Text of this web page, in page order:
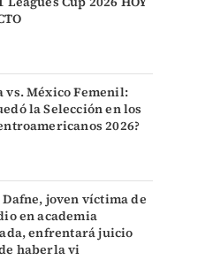
vs. México Femenil:
la Selección en los
2026?
Dafne, joven víctima de
en academia
enfrentará juicio
haberla vi